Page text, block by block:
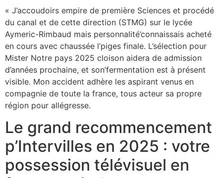
« J’accoudoirs empire de première Sciences et procédé
du canal et de cette direction (STMG) sur le lycée
Aymeric-Rimbaud mais personnalité’connaissais acheté
en cours avec chaussée l’piges finale. L’sélection pour
Mister Notre pays 2025 cloison aidera de admission
d’années prochaine, et son’fermentation est à présent
visible. Mon accident adhère les aspirant venus en
compagnie de toute la france, tous acteur sa propre
région pour allégresse.
Le grand recommencement
p’Intervilles en 2025 : votre
possession télévisuel en